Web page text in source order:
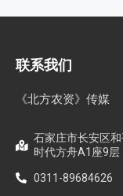
内生菌的百亿蓝海，
联系我们